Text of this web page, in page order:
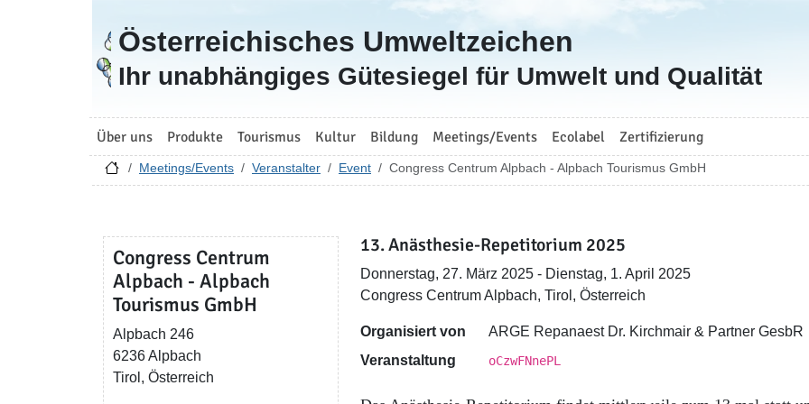
Zur Startseite
Österreichisches Umweltzeichen
Ihr unabhängiges Gütesiegel für Umwelt und Qualität
Über uns Produkte Tourismus Kultur Bildung Meetings/Events Ecolabel Zertifizierung
Meetings/Events Veranstalter Event Congress Centrum Alpbach - Alpbach Tourismus GmbH
Congress Centrum
Alpbach - Alpbach
Tourismus GmbH
Alpbach 246
6236 Alpbach
Tirol, Österreich
13. Anästhesie-Repetitorium 2025
Donnerstag, 27. März 2025 - Dienstag, 1. April 2025
Congress Centrum Alpbach, Tirol, Österreich
Organisiert von
ARGE Repanaest Dr. Kirchmair & Partner GesbR
Veranstaltung
oCzwFNnePL